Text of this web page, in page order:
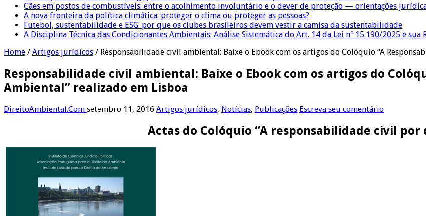
Cães em postos de combustíveis: entre o acolhimento involuntário e o dever de proteção — orientações
A nova fronteira da política climática: proteger o clima ou proteger as pessoas?
Futebol, sustentabilidade e ESG: por que os clubes brasileiros devem vestir a camisa da sustentabilidade
A Disciplina Técnica das Condicionantes Ambientais: Análise Sistemática do Art. 14 da Lei nº 15.190/2025 e sua
Home / Artigos jurídicos / Responsabilidade civil ambiental: Baixe o Ebook com os artigos do Colóquio “A
Responsabilidade civil ambiental: Baixe o Ebook com os artigos do
Ambiental” realizado em Lisboa
DireitoAmbiental.Com setembro 11, 2016 Artigos jurídicos, Notícias, Publicações Escreva seu comentário
Actas do Colóquio “A responsabilidade civil por